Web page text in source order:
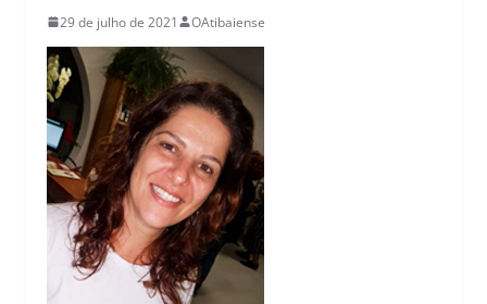
29 de julho de 2021 OAtibaiense